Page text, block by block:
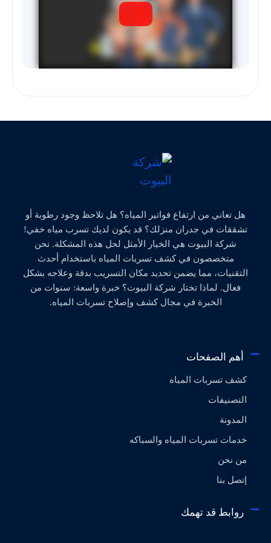
هل تعاني من ارتفاع فواتير المياه؟ هل تلاحظ وجود رطوبة أو
تشققات في جدران منزلك؟ قد يكون لديك تسرب مياه خفي!
شركة البيوت هي الخيار الأمثل لحل هذه المشكلة. نحن
متخصصون في كشف تسربات المياه باستخدام أحدث
التقنيات، مما يضمن تحديد مكان التسريب بدقة وعلاجه بشكل
فعال. لماذا تختار شركة البيوت؟ خبرة واسعة: سنوات من
الخبرة في مجال كشف وإصلاح تسربات المياه.
أهم الصفحات
كشف تسربات المياه
التصنيفات
المدونة
خدمات تسربات المياه والسباكه
من نحن
إتصل بنا
روابط قد تهمك